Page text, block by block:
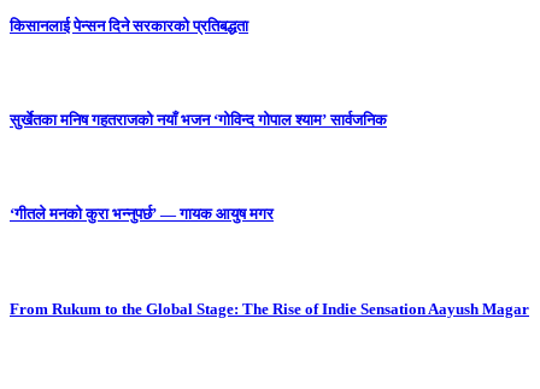
किसानलाई पेन्सन दिने सरकारको प्रतिबद्धता
सुर्खेतका मनिष गहतराजको नयाँ भजन ‘गोविन्द गोपाल श्याम’ सार्वजनिक
‘गीतले मनको कुरा भन्नुपर्छ’ — गायक आयुष मगर
From Rukum to the Global Stage: The Rise of Indie Sensation Aayush Magar